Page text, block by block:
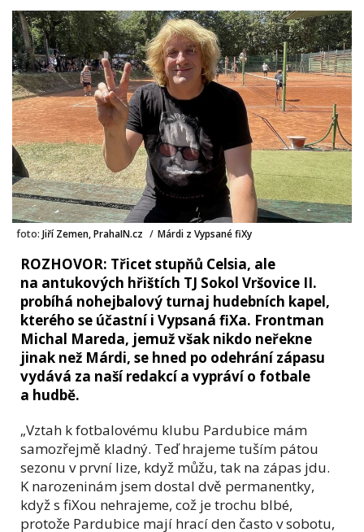
foto: Jiří Zemen, PrahaIN.cz / Márdi z Vypsané fiXy
ROZHOVOR: Třicet stupňů Celsia, ale
na antukových hřištích TJ Sokol Vršovice II.
probíhá nohejbalový turnaj hudebních kapel,
kterého se účastní i Vypsaná fiXa. Frontman
Michal Mareda, jemuž však nikdo neřekne
jinak než Márdi, se hned po odehrání zápasu
vydává za naší redakcí a vypráví o fotbale
a hudbě.
„Vztah k fotbalovému klubu Pardubice mám
samozřejmě kladný. Teď hrajeme tuším pátou
sezonu v první lize, když můžu, tak na zápas jdu.
K narozeninám jsem dostal dvě permanentky,
když s fiXou nehrajeme, což je trochu blbé,
protože Pardubice mají hrací den často v sobotu,